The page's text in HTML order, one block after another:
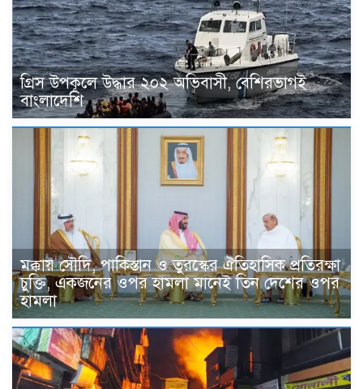
গ্রিস উপকূলে উদ্ধার ২০২ অভিবাসী, বেশিরভাগই
বাংলাদেশি
মক্কায় সৌদি, পাকিস্তান ও তুরস্কের ঐতিহাসিক প্রতিরক্ষা
চুক্তি, একজনের ওপর হামলা মানেই তিন দেশের ওপর
হামলা